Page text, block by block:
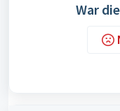
War